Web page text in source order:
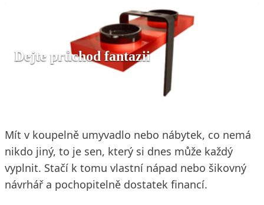
Dejte průchod fantazii
Mít v koupelně umyvadlo nebo nábytek, co nemá
nikdo jiný, to je sen, který si dnes může každý
vyplnit. Stačí k tomu vlastní nápad nebo šikovný
návrhář a pochopitelně dostatek financí.